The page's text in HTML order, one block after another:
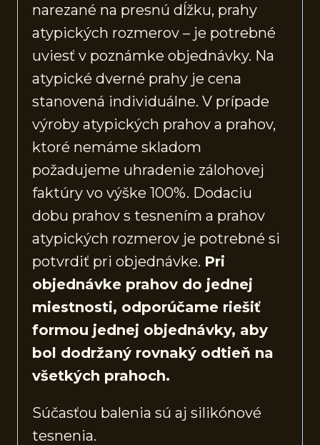
narezané na presnú dĺžku, prahy
atypických rozmerov – je potrebné
uviesť v poznámke objednávky. Na
atypické dverné prahy je cena
stanovená individuálne. V prípade
výroby atypických prahov a prahov,
ktoré nemáme skladom
požadujeme uhradenie zálohovej
faktúry vo výške 100%. Dodaciu
dobu prahov s tesnením a prahov
atypických rozmerov je potrebné si
potvrdiť pri objednávke. Pri
objednávke prahov do jednej
miestnosti, odporúčame riešiť
formou jednej objednávky, aby
bol dodržaný rovnaký odtieň na
všetkých prahoch.
Súčasťou balenia sú aj silikónové
tesnenia.